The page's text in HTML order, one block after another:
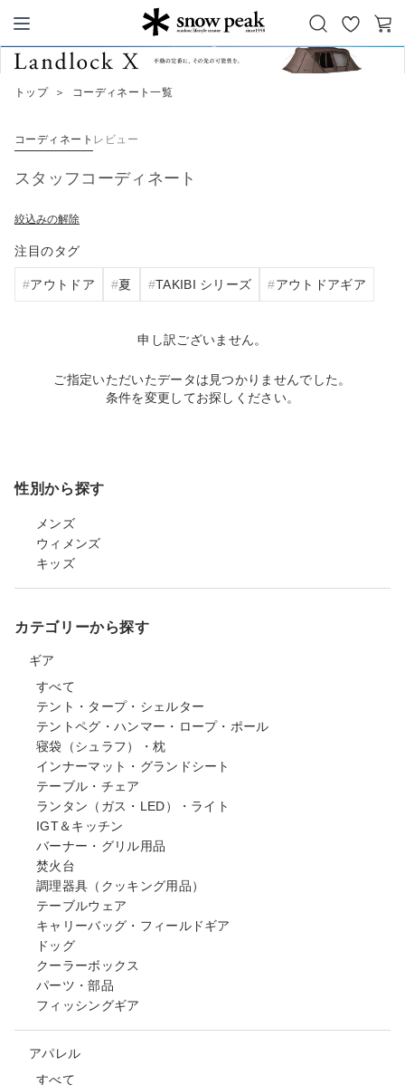
Snow Peak
お
気
カ
トップ ＞ コーディネート一覧
コーディネート レビュー
スタッフコーディネート
絞込みの解除
注目のタグ
アウトドア 夏 TAKIBI シリーズ アウトドアギア
申し訳ございません。
ご指定いただいたデータは見つかりませんでした。
条件を変更してお探しください。
性別から探す
メンズ
ウィメンズ
キッズ
カテゴリーから探す
ギア
すべて
テント・タープ・シェルター
テントペグ・ハンマー・ロープ・ポール
寝袋（シュラフ）・枕
インナーマット・グランドシート
テーブル・チェア
ランタン（ガス・LED）・ライト
IGT＆キッチン
バーナー・グリル用品
焚火台
調理器具（クッキング用品）
テーブルウェア
キャリーバッグ・フィールドギア
ドッグ
クーラーボックス
パーツ・部品
フィッシングギア
アパレル
すべて